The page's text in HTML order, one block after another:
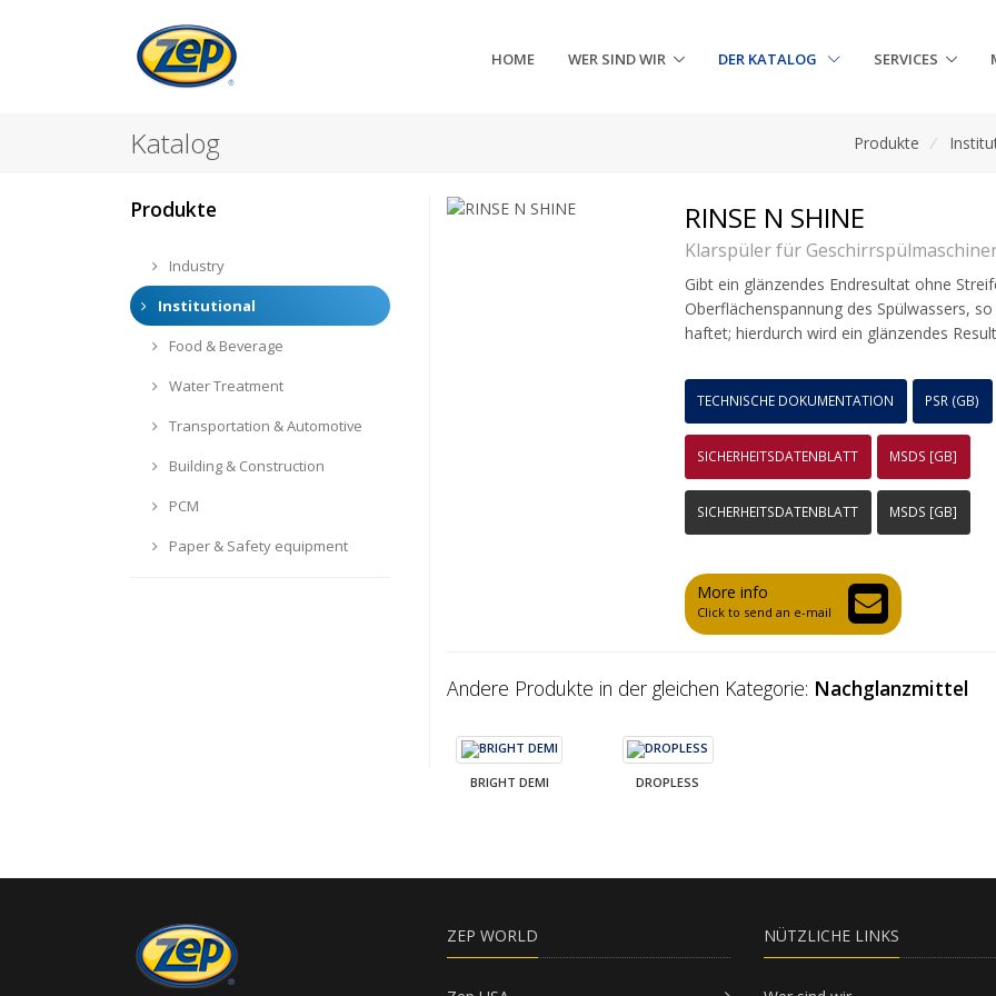
HOME WER SIND WIR DER KATALOG SERVICES
Katalog Produkte /
RINSE N SHINE
Klarspüler für
Gibt ein glänzendes Endresultat ohne
Oberflächenspannung des Spülwassers,
haftet; hierdurch wird ein glänzendes
TECHNISCHE DOKUMENTATION PSR (GB)
SICHERHEITSDATENBLATT MSDS [GB]
SICHERHEITSDATENBLATT MSDS [GB]
More info
Click to send an e-mail
Andere Produkte in der gleichen Kategorie: Nachglanzmittel
BRIGHT DEMI DROPLESS
Produkte
Industry
Institutional
Food & Beverage
Water Treatment
Transportation & Automotive
Building & Construction
PCM
Paper & Safety equipment
ZEP WORLD NÜTZLICHE LINKS